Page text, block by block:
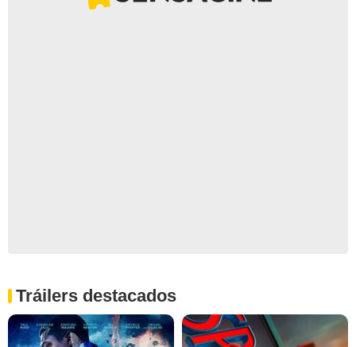
Tráilers destacados